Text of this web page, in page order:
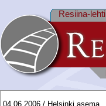
Resiina-lehti
04.06.2006 / Helsinki asema